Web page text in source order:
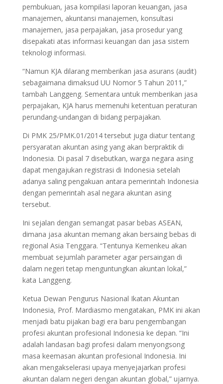
pembukuan, jasa kompilasi laporan keuangan, jasa
manajemen, akuntansi manajemen, konsultasi
manajemen, jasa perpajakan, jasa prosedur yang
disepakati atas informasi keuangan dan jasa sistem
teknologi informasi.
“Namun KJA dilarang memberikan jasa asurans (audit)
sebagaimana dimaksud UU Nomor 5 Tahun 2011,”
tambah Langgeng. Sementara untuk memberikan jasa
perpajakan, KJA harus memenuhi ketentuan peraturan
perundang-undangan di bidang perpajakan.
Di PMK 25/PMK.01/2014 tersebut juga diatur tentang
persyaratan akuntan asing yang akan berpraktik di
Indonesia. Di pasal 7 disebutkan, warga negara asing
dapat mengajukan registrasi di Indonesia setelah
adanya saling pengakuan antara pemerintah Indonesia
dengan pemerintah asal negara akuntan asing
tersebut.
Ini sejalan dengan semangat pasar bebas ASEAN,
dimana jasa akuntan memang akan bersaing bebas di
regional Asia Tenggara. “Tentunya Kemenkeu akan
membuat sejumlah parameter agar persaingan di
dalam negeri tetap menguntungkan akuntan lokal,”
kata Langgeng.
Ketua Dewan Pengurus Nasional Ikatan Akuntan
Indonesia, Prof. Mardiasmo mengatakan, PMK ini akan
menjadi batu pijakan bagi era baru pengembangan
profesi akuntan profesional Indonesia ke depan. “Ini
adalah landasan bagi profesi dalam menyongsong
masa keemasan akuntan profesional Indonesia. Ini
akan mengakselerasi upaya menyejajarkan profesi
akuntan dalam negeri dengan akuntan global,” ujarnya.